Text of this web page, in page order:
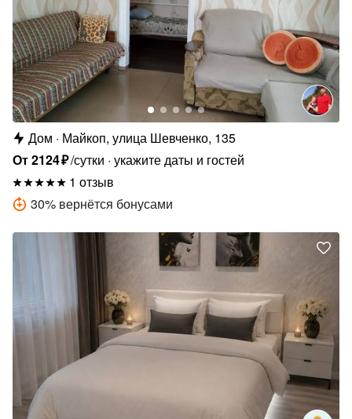
Дом
Майкоп, улица Шевченко, 135
От2124₽/сутки укажите даты и гостей
1 отзыв
30% вернётся бонусами